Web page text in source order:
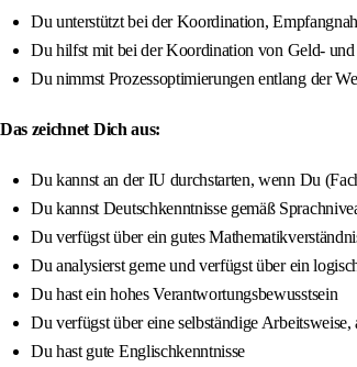
Du unterstützt bei der Koordination,
Du hilfst mit bei der Koordination von Geld-
Du nimmst Prozessoptimierungen entlang der
Das zeichnet Dich aus:
Du kannst an der IU durchstarten, wenn Du
Du kannst Deutschkenntnisse gemäß
Du verfügst über ein gutes
Du analysierst gerne und verfügst über ein
Du hast ein hohes Verantwortungsbewusstsein
Du verfügst über eine selbständige Arbeitsweise,
Du hast gute Englischkenntnisse